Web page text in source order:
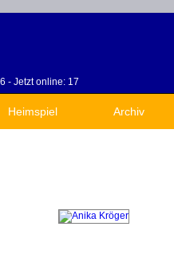
- Jetzt online: 17
Heimspiel Archiv